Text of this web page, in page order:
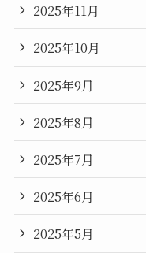
2025年11月
2025年10月
2025年9月
2025年8月
2025年7月
2025年6月
2025年5月